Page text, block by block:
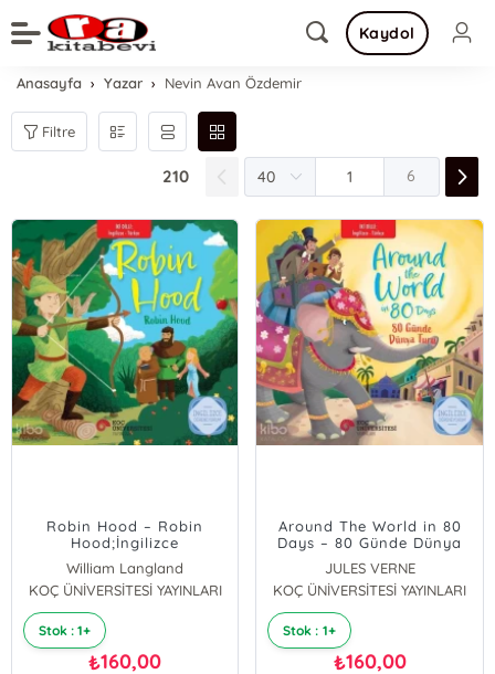
Kaydol
Anasayfa Yazar Nevin Avan Özdemir
Filtre
210 6
Robin Hood – Robin
Hood;İngilizce
Öğreniyorum - İki Dilli
Kitaplar
William Langland
KOÇ ÜNİVERSİTESİ YAYINLARI
Stok : 1+
₺160,00
Around The World in 80
Days – 80 Günde Dünya
Turu;İngilizce
Öğreniyorum - İki Dilli
Kitaplar
JULES VERNE
KOÇ ÜNİVERSİTESİ YAYINLARI
Stok : 1+
₺160,00